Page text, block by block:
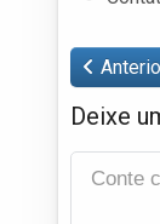
Deixe